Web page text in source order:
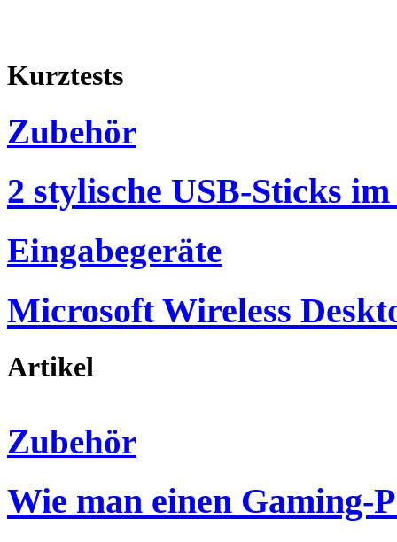
Kurztests
Zubehör
2 stylische USB-Sticks im
Eingabegeräte
Microsoft Wireless
Artikel
Zubehör
Wie man einen Gaming-